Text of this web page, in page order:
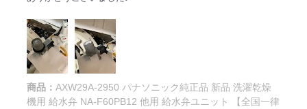
商品： AXW29A-2950 パナソニック純正品 新品 洗濯乾燥
機用 給水弁 NA-F60PB12 他用 給水弁ユニット 【全国一律